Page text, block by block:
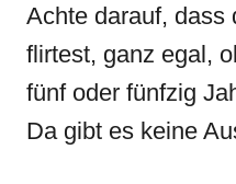
Achte darauf, dass
flirtest, ganz egal,
fünf oder fünfzig
Da gibt es keine